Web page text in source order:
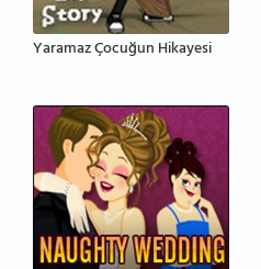
Yaramaz Çocuğun Hikayesi